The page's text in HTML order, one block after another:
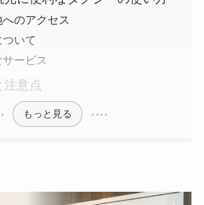
のアクセス
いて
ービス
注意点
もっと見る